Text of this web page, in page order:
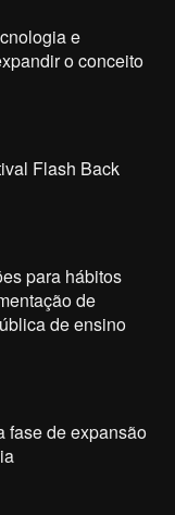
e
o conceito
Flash Back
para hábitos
de
de ensino
fase de expansão